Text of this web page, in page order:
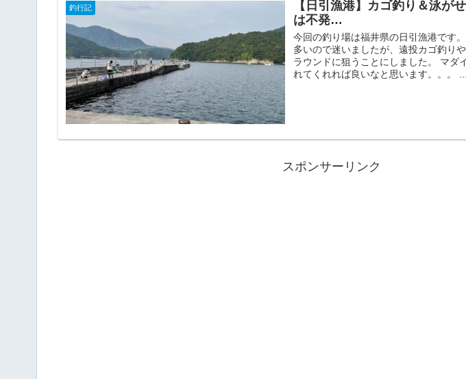
釣行記
【日引漁港】カゴ釣り＆泳が
は不発…
今回の釣り場は福井県の日引漁港です
多いので迷いましたが、遠投カゴ釣り
ラウンドに狙うことにしました。 マダ
れてくれれば良いなと思います。。。 ...
スポンサーリンク